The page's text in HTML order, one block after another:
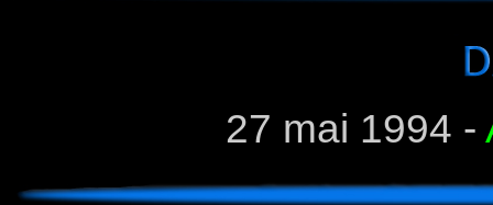
27 mai 1994 -